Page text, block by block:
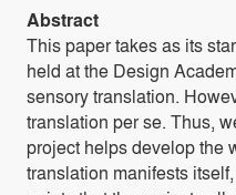
Abstract
This paper takes as its
held at the Design
sensory translation.
translation per se. Thus,
project helps develop the
translation manifests